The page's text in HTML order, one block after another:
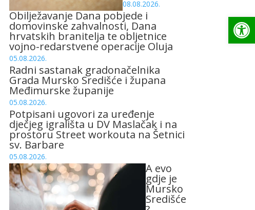
08.08.2026.
Obilježavanje Dana pobjede i
domovinske zahvalnosti, Dana
hrvatskih branitelja te obljetnice
vojno-redarstvene operacije Oluja
05.08.2026.
Radni sastanak gradonačelnika
Grada Mursko Središće i župana
Međimurske županije
05.08.2026.
Potpisani ugovori za uređenje
dječjeg igrališta u DV Maslačak i na
prostoru Street workouta na Šetnici
sv. Barbare
05.08.2026.
A evo
gdje je
Mursko
Središće